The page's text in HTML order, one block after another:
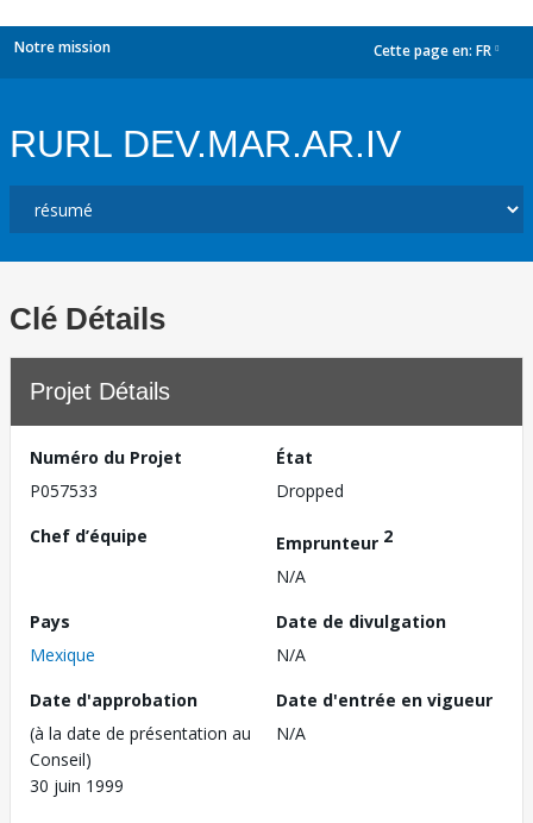
Notre mission Cette page en: FR
RURL DEV.MAR.AR.IV
Clé Détails
Projet Détails
Numéro du Projet
P057533
État
Dropped
Chef d’équipe
Emprunteur 2
N/A
Pays
Mexique
Date de divulgation
N/A
Date d'approbation
(à la date de présentation au
Conseil)
30 juin 1999
Date d'entrée en vigueur
N/A